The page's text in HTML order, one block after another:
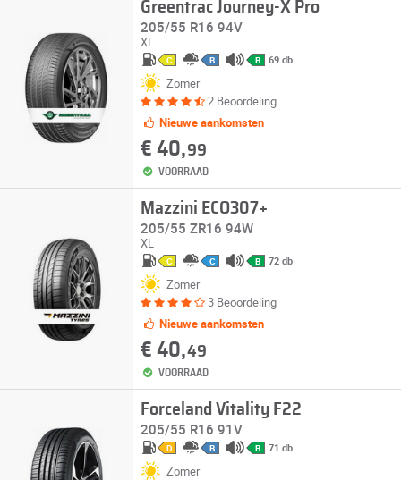
Greentrac Journey-X Pro
205/55 R16 94V
XL
C B B 69 db
Zomer
2 Beoordeling
Nieuwe aankomsten
€ 40,99
VOORRAAD
Mazzini ECO307+
205/55 ZR16 94W
XL
C C B 72 db
Zomer
3 Beoordeling
Nieuwe aankomsten
€ 40,49
VOORRAAD
Forceland Vitality F22
205/55 R16 91V
D B B 71 db
Zomer